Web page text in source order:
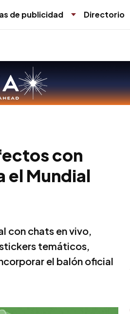
de publicidad Directorio
con
el Mundial
con chats en vivo,
temáticos,
el balón oficial